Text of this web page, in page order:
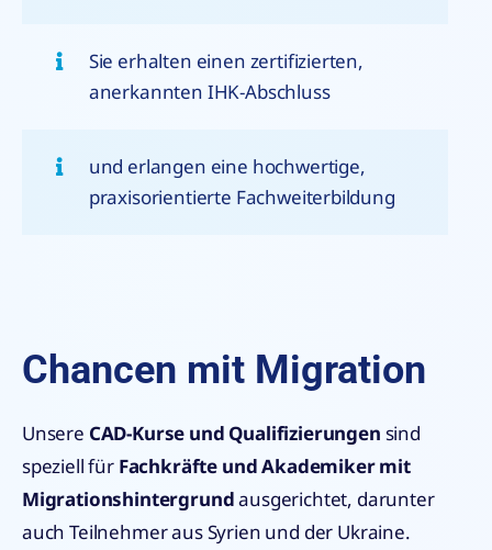
Sie erhalten einen zertifizierten,
anerkannten IHK-Abschluss
und erlangen eine hochwertige,
praxisorientierte Fachweiterbildung
Chancen mit Migration
Unsere CAD-Kurse und Qualifizierungen sind
speziell für Fachkräfte und Akademiker mit
Migrationshintergrundausgerichtet, darunter
auch Teilnehmer aus Syrien und der Ukraine.